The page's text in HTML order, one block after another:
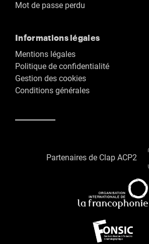
Mot de passe perdu
Informations légales
Mentions légales
Politique de confidentialité
Gestion des cookies
Conditions générales
Partenaires de Clap ACP2